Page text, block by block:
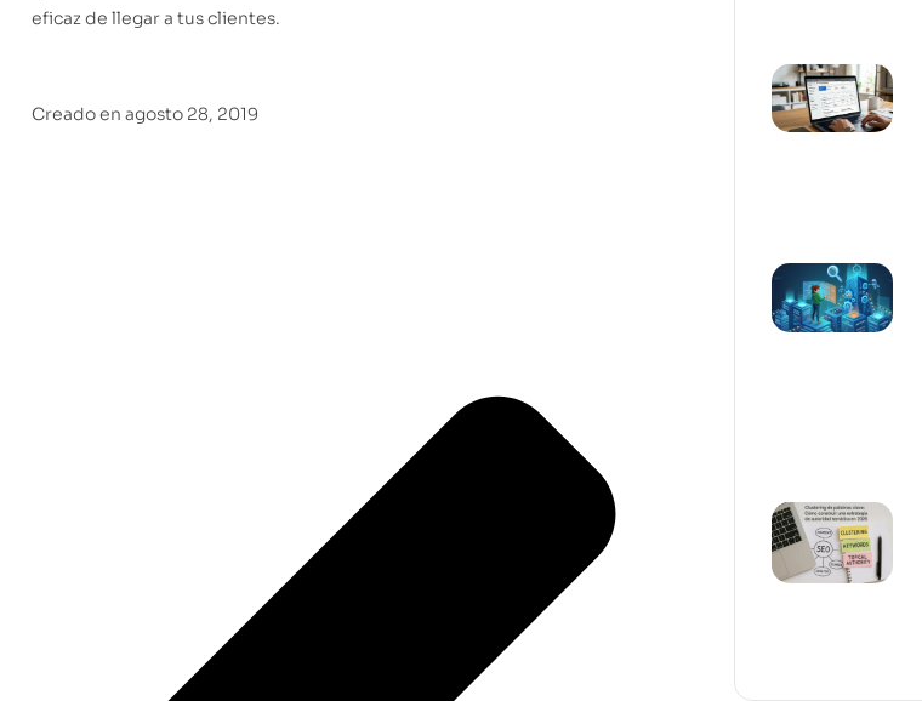
eficaz de llegar a tus clientes.
Creado en agosto 28, 2019